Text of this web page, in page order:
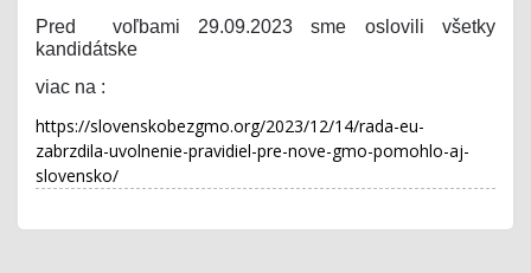
Pred voľbami 29.09.2023 sme oslovili všetky
kandidátske
viac na :
https://slovenskobezgmo.org/2023/12/14/rada-eu-
zabrzdila-uvolnenie-pravidiel-pre-nove-gmo-pomohlo-aj-
slovensko/